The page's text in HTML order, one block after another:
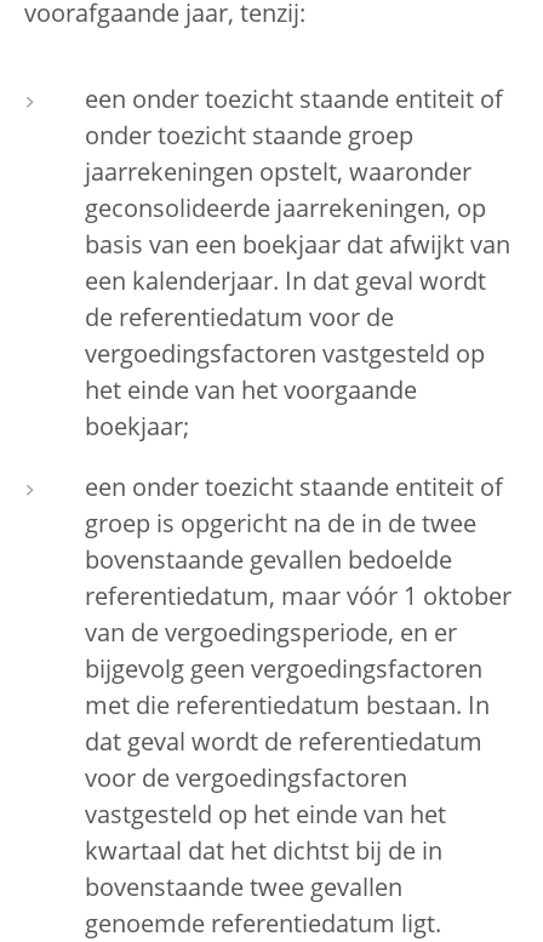
voorafgaande jaar, tenzij:
een onder toezicht staande entiteit of
onder toezicht staande groep
jaarrekeningen opstelt, waaronder
geconsolideerde jaarrekeningen, op
basis van een boekjaar dat afwijkt van
een kalenderjaar. In dat geval wordt
de referentiedatum voor de
vergoedingsfactoren vastgesteld op
het einde van het voorgaande
boekjaar;
een onder toezicht staande entiteit of
groep is opgericht na de in de twee
bovenstaande gevallen bedoelde
referentiedatum, maar vóór 1 oktober
van de vergoedingsperiode, en er
bijgevolg geen vergoedingsfactoren
met die referentiedatum bestaan. In
dat geval wordt de referentiedatum
voor de vergoedingsfactoren
vastgesteld op het einde van het
kwartaal dat het dichtst bij de in
bovenstaande twee gevallen
genoemde referentiedatum ligt.